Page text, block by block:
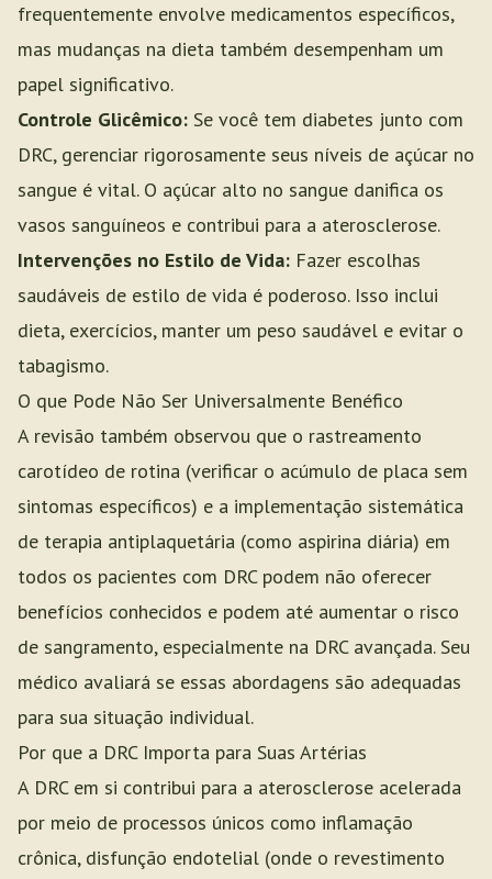
frequentemente envolve medicamentos específicos,
mas mudanças na dieta também desempenham um
papel significativo.
Controle Glicêmico: Se você tem diabetes junto com
DRC, gerenciar rigorosamente seus níveis de açúcar no
sangue é vital. O açúcar alto no sangue danifica os
vasos sanguíneos e contribui para a aterosclerose.
Intervenções no Estilo de Vida: Fazer escolhas
saudáveis de estilo de vida é poderoso. Isso inclui
dieta, exercícios, manter um peso saudável e evitar o
tabagismo.
O que Pode Não Ser Universalmente Benéfico
A revisão também observou que o rastreamento
carotídeo de rotina (verificar o acúmulo de placa sem
sintomas específicos) e a implementação sistemática
de terapia antiplaquetária (como aspirina diária) em
todos os pacientes com DRC podem não oferecer
benefícios conhecidos e podem até aumentar o risco
de sangramento, especialmente na DRC avançada. Seu
médico avaliará se essas abordagens são adequadas
para sua situação individual.
Por que a DRC Importa para Suas Artérias
A DRC em si contribui para a aterosclerose acelerada
por meio de processos únicos como inflamação
crônica, disfunção endotelial (onde o revestimento